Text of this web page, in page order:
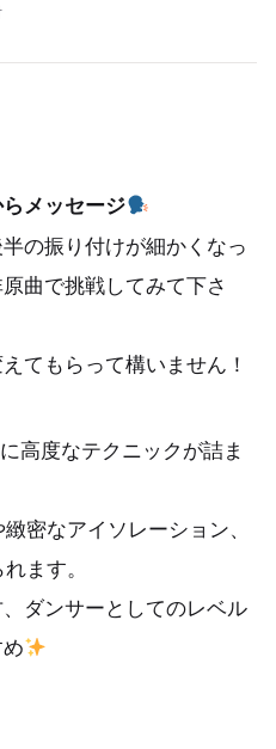
メッセージ
の振り付けが細かくなっ
曲で挑戦してみて下さ
てもらって構いません！
高度なテクニックが詰ま
緻密なアイソレーション、
ます。
ダンサーとしてのレベル